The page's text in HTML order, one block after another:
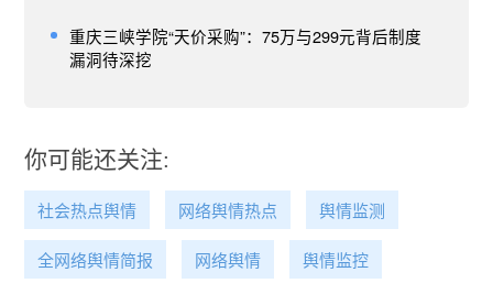
重庆三峡学院“天价采购”：75万与299元背后制度
漏洞待深挖
你可能还关注:
社会热点舆情 网络舆情热点 舆情监测
全网络舆情简报 网络舆情 舆情监控